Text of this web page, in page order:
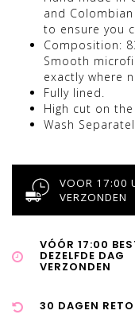
and
to ensure you
Composition:
Smooth
exactly where
Fully lined.
High cut on the
Wash
VOOR 17:00
VERZONDEN
VÓÓR 17:00
DEZELFDE DAG
VERZONDEN
30 DAGEN